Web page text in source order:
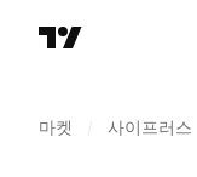
마켓 사이프러스